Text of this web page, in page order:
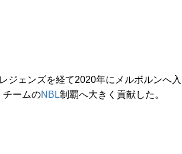
ジェンズを経て2020年にメルボルンへ入
チームのNBL制覇へ大きく貢献した。